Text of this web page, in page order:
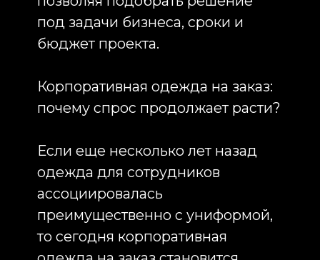
единый образ компании. Когда
сотрудники работают на стенде в
одинаковых толстовках с
логотипом или брендированных
к бренду и облегчает
компании.
логотипом среди IT-компаний,
производственных предприятий,
строительных организаций,
фармацевтических компаний,
операторов. Для одних это
элемент HR-мерча, для других —
часть униформы с логотипом, для